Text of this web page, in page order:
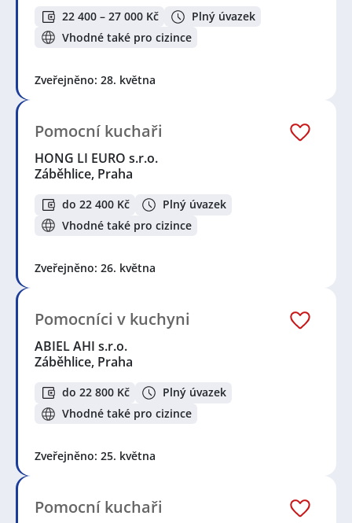
22 400 – 27 000 Kč
Plný úvazek
Vhodné také pro cizince
Zveřejněno: 28. května
Pomocní kuchaři
HONG LI EURO s.r.o.
Záběhlice, Praha
do 22 400 Kč
Plný úvazek
Vhodné také pro cizince
Zveřejněno: 26. května
Pomocníci v kuchyni
ABIEL AHI s.r.o.
Záběhlice, Praha
do 22 800 Kč
Plný úvazek
Vhodné také pro cizince
Zveřejněno: 25. května
Pomocní kuchaři